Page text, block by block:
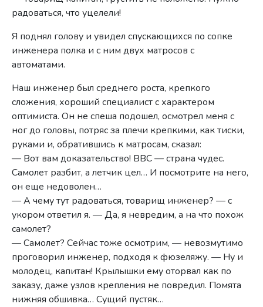
радоваться, что уцелели!
Я поднял голову и увидел спускающихся по сопке
инженера полка и с ним двух матросов с
автоматами.
Наш инженер был среднего роста, крепкого
сложения, хороший специалист с характером
оптимиста. Он не спеша подошел, осмотрел меня с
ног до головы, потряс за плечи крепкими, как тиски,
руками и, обратившись к матросам, сказал:
— Вот вам доказательство! ВВС — страна чудес.
Самолет разбит, а летчик цел… И посмотрите на него,
он еще недоволен…
— А чему тут радоваться, товарищ инженер? — с
укором ответил я. — Да, я невредим, а на что похож
самолет?
— Самолет? Сейчас тоже осмотрим, — невозмутимо
проговорил инженер, подходя к фюзеляжу. — Ну и
молодец, капитан! Крылышки ему оторвал как по
заказу, даже узлов крепления не повредил. Помята
нижняя обшивка… Сущий пустяк…